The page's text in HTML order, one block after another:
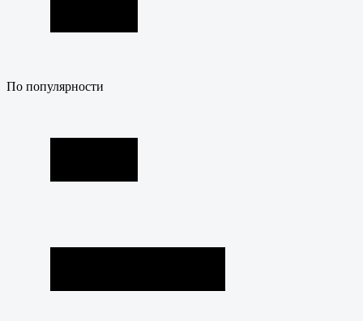
По популярности